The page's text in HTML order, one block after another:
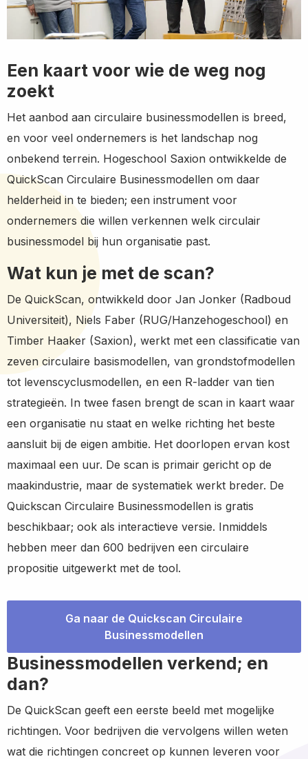
Een kaart voor wie de weg nog
zoekt
Het aanbod aan circulaire businessmodellen is breed,
en voor veel ondernemers is het landschap nog
onbekend terrein. Hogeschool Saxion ontwikkelde de
QuickScan Circulaire Businessmodellen om daar
helderheid in te bieden; een instrument voor
ondernemers die willen verkennen welk circulair
businessmodel bij hun organisatie past.
Wat kun je met de scan?
De QuickScan, ontwikkeld door Jan Jonker (Radboud
Universiteit), Niels Faber (RUG/Hanzehogeschool) en
Timber Haaker (Saxion), werkt met een classificatie van
zeven circulaire basismodellen, van grondstofmodellen
tot levenscyclusmodellen, en een R-ladder van tien
strategieën. In twee fasen brengt de scan in kaart waar
een organisatie nu staat en welke richting het beste
aansluit bij de eigen ambitie. Het doorlopen ervan kost
maximaal een uur. De scan is primair gericht op de
maakindustrie, maar de systematiek werkt breder. De
Quickscan Circulaire Businessmodellen is gratis
beschikbaar; ook als interactieve versie. Inmiddels
hebben meer dan 600 bedrijven een circulaire
propositie uitgewerkt met de tool.
Ga naar de Quickscan Circulaire
Businessmodellen
Businessmodellen verkend; en
dan?
De QuickScan geeft een eerste beeld met mogelijke
richtingen. Voor bedrijven die vervolgens willen weten
wat die richtingen concreet op kunnen leveren voor